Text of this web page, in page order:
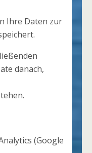
Ihre Daten zur
danach,
(Google